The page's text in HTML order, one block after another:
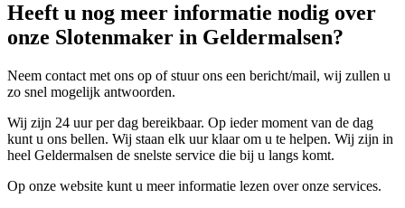
Heeft u nog meer informatie nodig over
onze Slotenmaker in Geldermalsen?
Neem contact met ons op of stuur ons een bericht/mail, wij zullen u
zo snel mogelijk antwoorden.
Wij zijn 24 uur per dag bereikbaar. Op ieder moment van de dag
kunt u ons bellen. Wij staan elk uur klaar om u te helpen. Wij zijn in
heel Geldermalsen de snelste service die bij u langs komt.
Op onze website kunt u meer informatie lezen over onze services.